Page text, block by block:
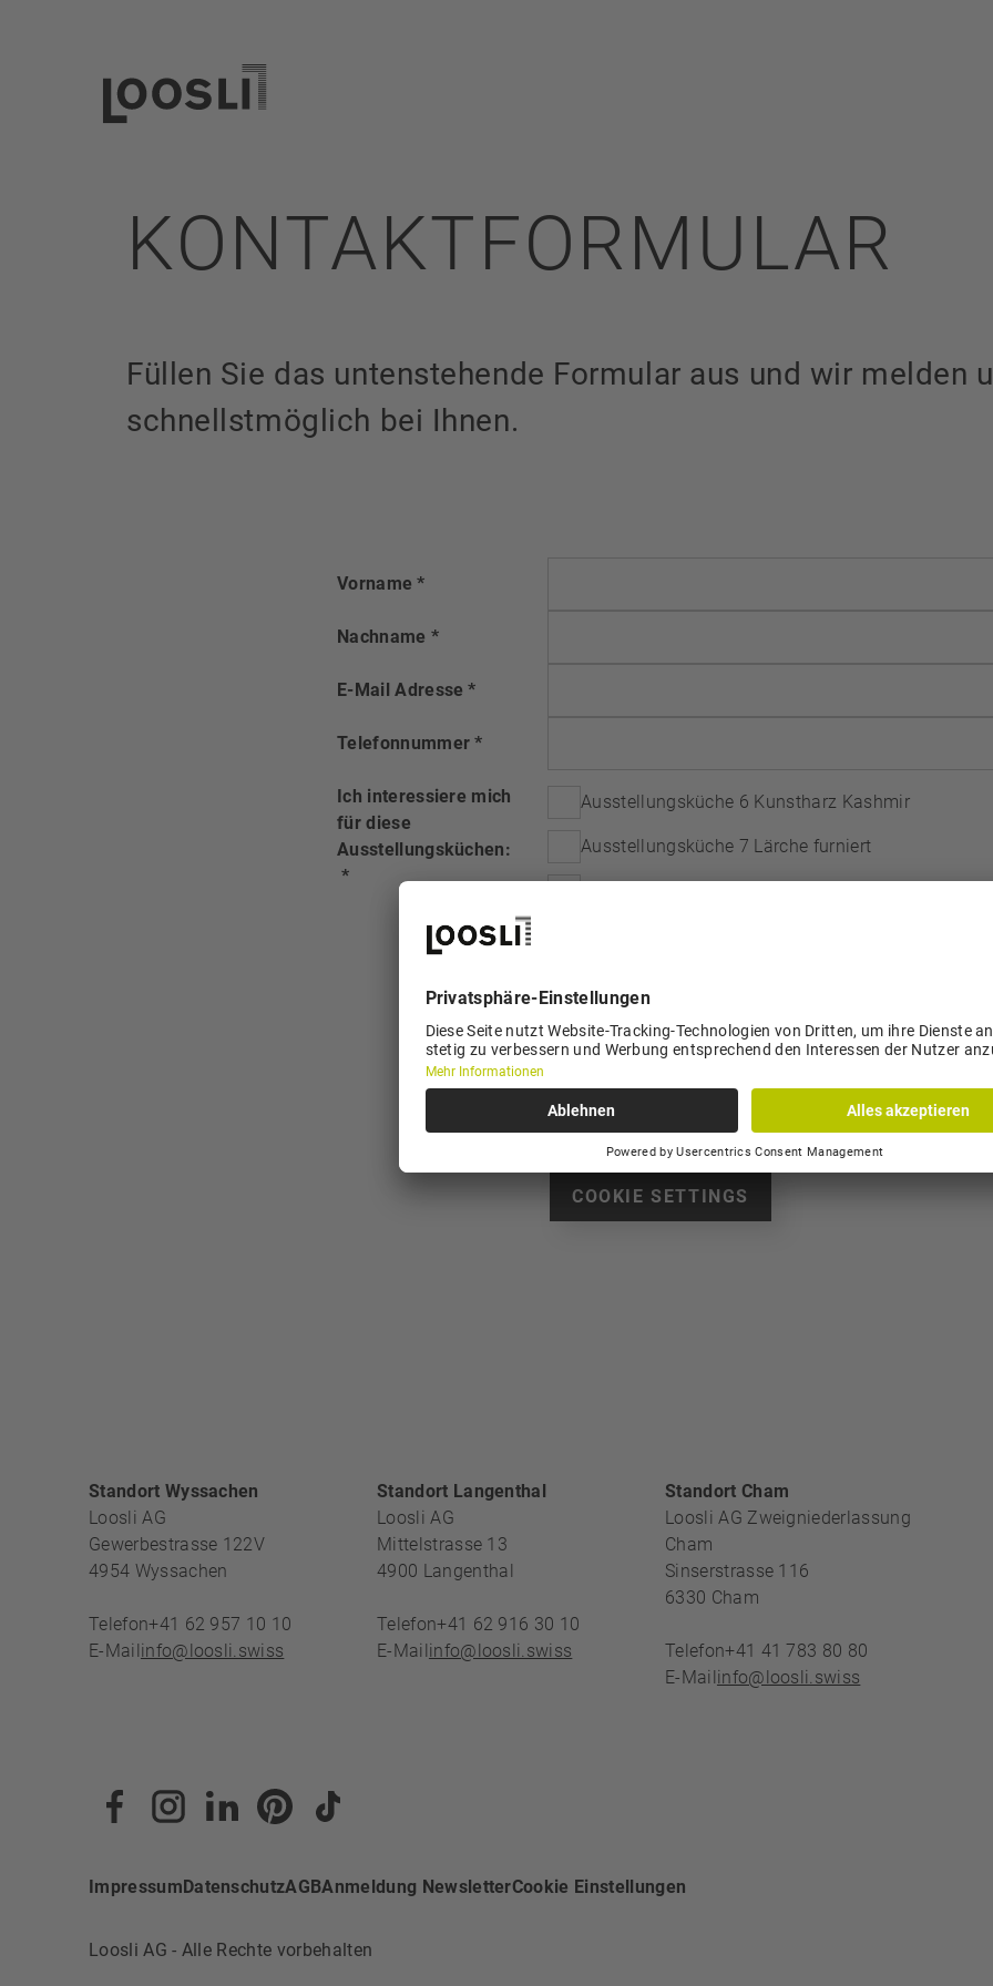
KONTAKTFORMULAR
Füllen Sie das untenstehende Formular aus und wir melden
schnellstmöglich bei Ihnen.
Vorname *
Nachname *
E-Mail Adresse *
Telefonnummer *
Ich interessiere mich
für diese
Ausstellungsküchen:
*
Ausstellungsküche 6 Kunstharz Kashmir
Ausstellungsküche 7 Lärche furniert
Ich bin einverstanden, dass die Loosli-Gruppe
Wir benötigen Ihre Zustimmung, um den reCAPTCHA-
verwenden reCAPTCHA, um Ihre eingegebenen
Dieser Service kann Daten zu Ihren Aktivitäten sammeln.
lesen Sie die Details durch
stimmen Sie der Nutzung
fortzufahren.
COOKIE SETTINGS
FOOTERBEREICH
Standort Wyssachen
Loosli AG
Gewerbestrasse 122V
4954 Wyssachen
Telefon+41 62 957 10 10
E-Mailinfo@loosli.swiss
Standort Langenthal
Loosli AG
Mittelstrasse 13
4900 Langenthal
Telefon+41 62 916 30 10
E-Mailinfo@loosli.swiss
Standort Cham
Loosli AG Zweigniederlassung
Cham
Sinserstrasse 116
6330 Cham
Telefon+41 41 783 80 80
E-Mailinfo@loosli.swiss
ImpressumDatenschutzAGBAnmeldung NewsletterCookie Einstellungen
Loosli AG - Alle Rechte vorbehalten